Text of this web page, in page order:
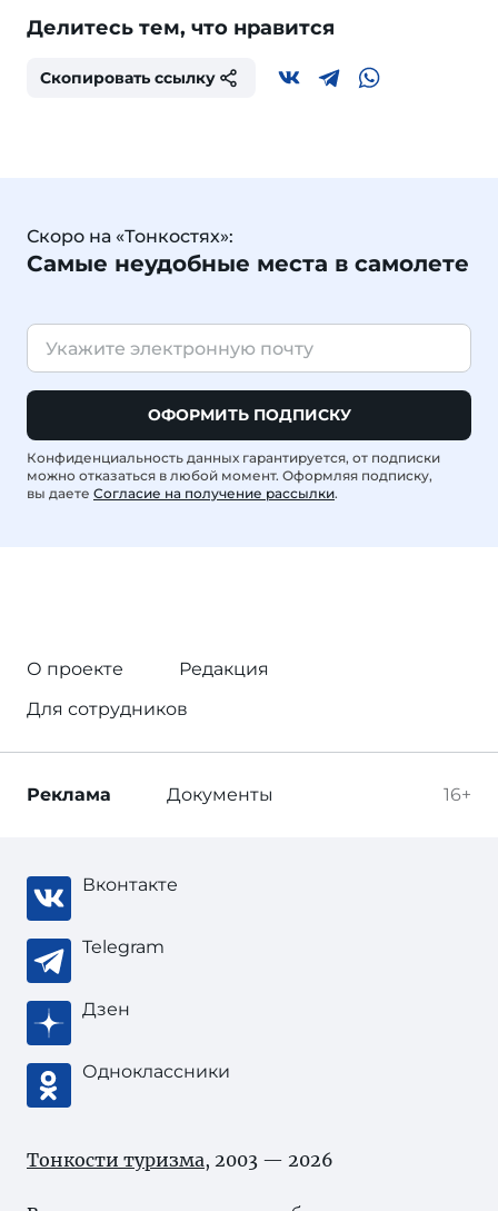
Делитесь тем, что нравится
Скопировать ссылку
Скоро на «Тонкостях»:
Самые неудобные места в самолете
ОФОРМИТЬ ПОДПИСКУ
Конфиденциальность данных гарантируется, от подписки
можно отказаться в любой момент. Оформляя подписку,
вы даете Согласие на получение рассылки.
О проекте
Редакция
Для сотрудников
16+
Реклама Документы
Вконтакте
Telegram
Дзен
Одноклассники
Тонкости туризма, 2003 — 2026